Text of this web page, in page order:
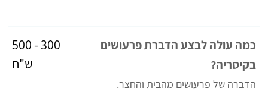
כמה עולה לבצע הדברת פרעושים
בקיסריה?
הדברה של פרעושים מהבית והחצר.
300 - 500
ש"ח